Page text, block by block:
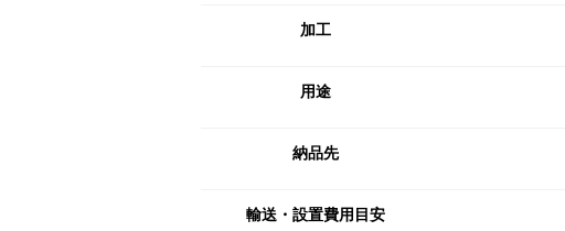
加工
用途
納品先
輸送・設置費用目安